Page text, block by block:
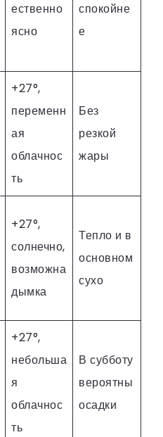
ественно
ясно
спокойне
е
+27°,
переменн
ая
облачнос
ть
Без
резкой
жары
+27°,
солнечно,
возможна
дымка
Тепло и в
основном
сухо
+27°,
небольша
я
облачнос
ть
В субботу
вероятны
осадки